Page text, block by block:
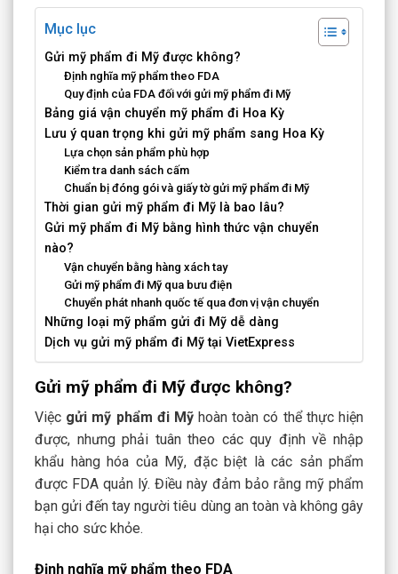
Mục lục
Gửi mỹ phẩm đi Mỹ được không?
Định nghĩa mỹ phẩm theo FDA
Quy định của FDA đối với gửi mỹ phẩm đi Mỹ
Bảng giá vận chuyển mỹ phẩm đi Hoa Kỳ
Lưu ý quan trọng khi gửi mỹ phẩm sang Hoa Kỳ
Lựa chọn sản phẩm phù hợp
Kiểm tra danh sách cấm
Chuẩn bị đóng gói và giấy tờ gửi mỹ phẩm đi Mỹ
Thời gian gửi mỹ phẩm đi Mỹ là bao lâu?
Gửi mỹ phẩm đi Mỹ bằng hình thức vận chuyển
nào?
Vận chuyển bằng hàng xách tay
Gửi mỹ phẩm đi Mỹ qua bưu điện
Chuyển phát nhanh quốc tế qua đơn vị vận chuyển
Những loại mỹ phẩm gửi đi Mỹ dễ dàng
Dịch vụ gửi mỹ phẩm đi Mỹ tại VietExpress
Gửi mỹ phẩm đi Mỹ được không?
Việc gửi mỹ phẩm đi Mỹhoàn toàn có thể thực hiện
được, nhưng phải tuân theo các quy định về nhập
khẩu hàng hóa của Mỹ, đặc biệt là các sản phẩm
được FDA quản lý. Điều này đảm bảo rằng mỹ phẩm
bạn gửi đến tay người tiêu dùng an toàn và không gây
hại cho sức khỏe.
Định nghĩa mỹ phẩm theo FDA